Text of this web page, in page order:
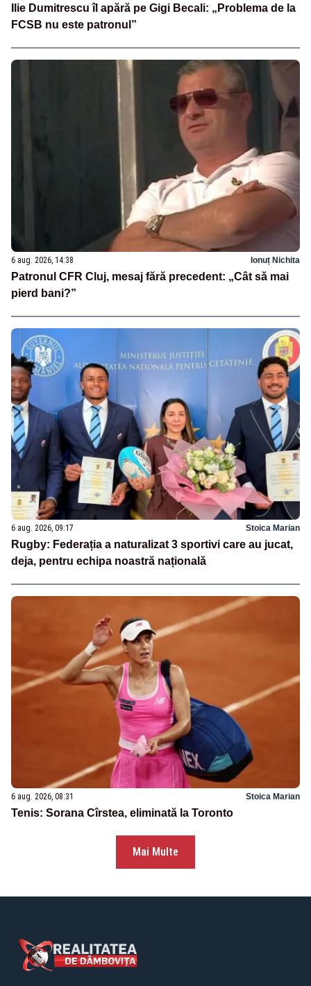
Ilie Dumitrescu îl apără pe Gigi Becali: „Problema de la
FCSB nu este patronul”
6 aug. 2026, 14:38 Ionuț Nichita
Patronul CFR Cluj, mesaj fără precedent: „Cât să mai
pierd bani?”
6 aug. 2026, 09:17 Stoica Marian
Rugby: Federația a naturalizat 3 sportivi care au jucat,
deja, pentru echipa noastră națională
6 aug. 2026, 08:31 Stoica Marian
Tenis: Sorana Cîrstea, eliminată la Toronto
Mai Multe